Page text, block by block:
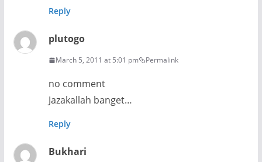
Reply
plutogo
March 5, 2011 at 5:01 pm Permalink
no comment
Jazakallah banget…
Reply
Bukhari